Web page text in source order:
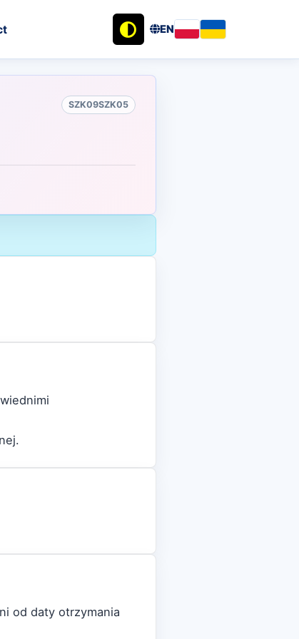
EN
SZK09SZK05
od daty otrzymania